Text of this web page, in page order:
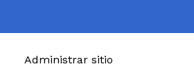
Administrar sitio